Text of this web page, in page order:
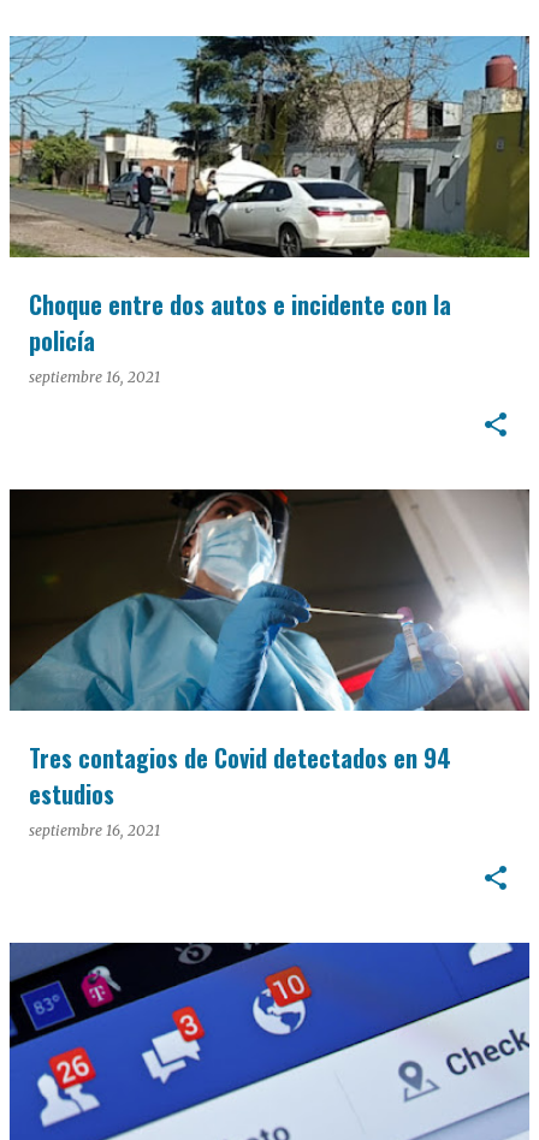
Choque entre dos autos e incidente con la
policía
septiembre 16, 2021
Tres contagios de Covid detectados en 94
estudios
septiembre 16, 2021